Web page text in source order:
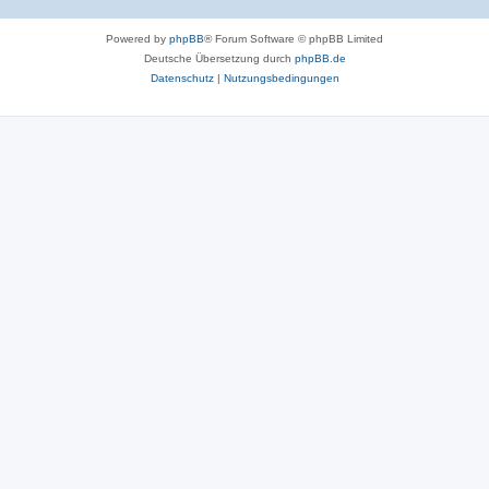
Powered by phpBB® Forum Software © phpBB Limited
Deutsche Übersetzung durch phpBB.de
Datenschutz| Nutzungsbedingungen